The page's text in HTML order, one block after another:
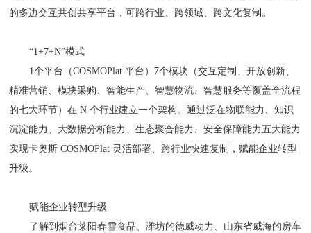
的多边交互共创共享平台，可跨行业、跨领域、跨文化复制。
“1+7+N”模式
1个平台（COSMOPlat 平台）7个模块（交互定制、开放创新、
精准营销、模块采购、智能生产、智慧物流、智慧服务等覆盖全流程
的七大环节）在 N 个行业建立一个架构。通过泛在物联能力、知识
沉淀能力、大数据分析能力、生态聚合能力、安全保障能力五大能力
实现卡奥斯 COSMOPlat 灵活部署、跨行业快速复制，赋能企业转型
升级。
赋能企业转型升级
了解到烟台莱阳春雪食品、潍坊的德威动力、山东省威海的房车